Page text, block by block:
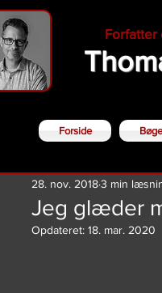
Forfatter
Forside
Jeg glæder
28. nov. 20183 min
Opdateret: 18. mar. 2020